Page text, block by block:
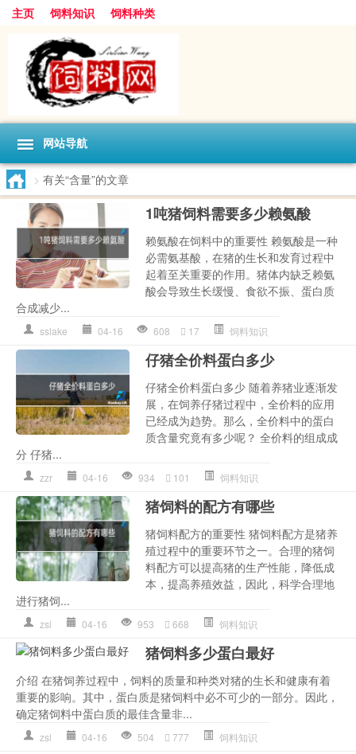
主页 饲料知识 饲料种类
网站导航
> 有关“含量”的文章
1吨猪饲料需要多少赖氨酸
赖氨酸在饲料中的重要性 赖氨酸是一种
必需氨基酸，在猪的生长和发育过程中
起着至关重要的作用。猪体内缺乏赖氨
酸会导致生长缓慢、食欲不振、蛋白质
合成减少...
sslake 04-16 608 17 饲料知识
仔猪全价料蛋白多少
仔猪全价料蛋白多少 随着养猪业逐渐发
展，在饲养仔猪过程中，全价料的应用
已经成为趋势。那么，全价料中的蛋白
质含量究竟有多少呢？ 全价料的组成成
分 仔猪...
zzr 04-16 934 101 饲料知识
猪饲料的配方有哪些
猪饲料配方的重要性 猪饲料配方是猪养
殖过程中的重要环节之一。合理的猪饲
料配方可以提高猪的生产性能，降低成
本，提高养殖效益，因此，科学合理地
进行猪饲...
zsl 04-16 953 668 饲料知识
猪饲料多少蛋白最好
介绍 在猪饲养过程中，饲料的质量和种类对猪的生长和健康有着
重要的影响。其中，蛋白质是猪饲料中必不可少的一部分。因此，
确定猪饲料中蛋白质的最佳含量非...
zsl 04-16 504 777 饲料知识